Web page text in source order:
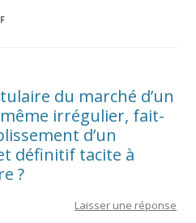
du marché d’un
irrégulier, fait-
d’un
définitif tacite à
?
Laisser une réponse